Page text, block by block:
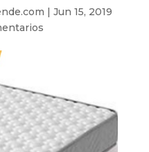
| Jun 15, 2019